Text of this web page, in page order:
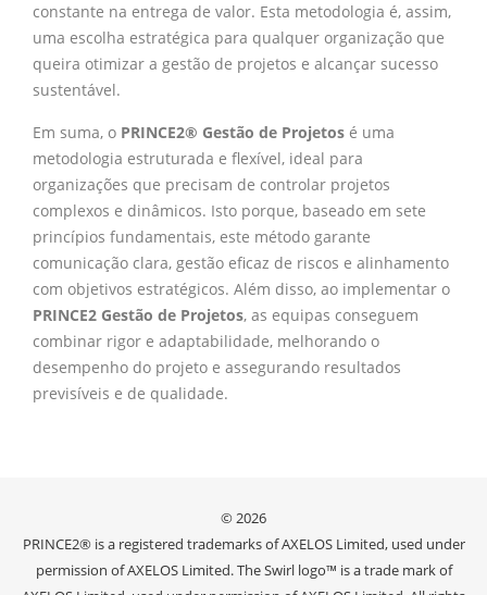
constante na entrega de valor. Esta metodologia é, assim,
uma escolha estratégica para qualquer organização que
queira otimizar a gestão de projetos e alcançar sucesso
sustentável.
Em suma, o PRINCE2® Gestão de Projetos é uma
metodologia estruturada e flexível, ideal para
organizações que precisam de controlar projetos
complexos e dinâmicos. Isto porque, baseado em sete
princípios fundamentais, este método garante
comunicação clara, gestão eficaz de riscos e alinhamento
com objetivos estratégicos. Além disso, ao implementar o
PRINCE2 Gestão de Projetos, as equipas conseguem
combinar rigor e adaptabilidade, melhorando o
desempenho do projeto e assegurando resultados
previsíveis e de qualidade.
© 2026
PRINCE2® is a registered trademarks of AXELOS Limited, used under
permission of AXELOS Limited. The Swirl logo™ is a trade mark of